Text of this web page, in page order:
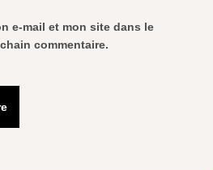
e-mail et mon site dans le
commentaire.